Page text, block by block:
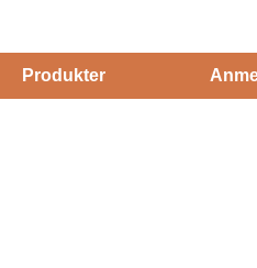
Produkter